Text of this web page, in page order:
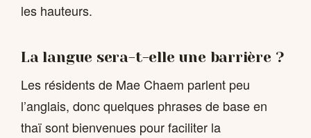
les hauteurs.
La langue sera-t-elle une barrière ?
Les résidents de Mae Chaem parlent peu
l’anglais, donc quelques phrases de base en
thaï sont bienvenues pour faciliter la